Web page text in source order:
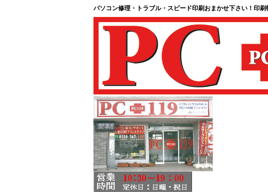
パソコン修理・トラブル・スピード印刷おまかせ下さい！